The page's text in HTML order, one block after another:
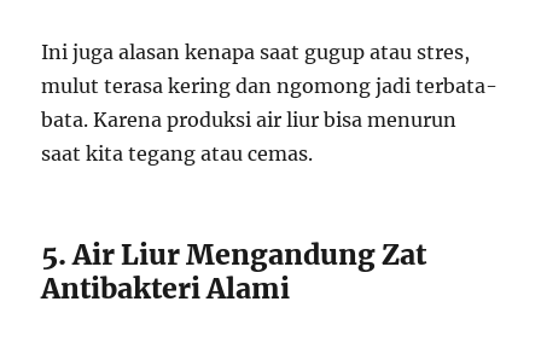
Ini juga alasan kenapa saat gugup atau stres,
mulut terasa kering dan ngomong jadi terbata-
bata. Karena produksi air liur bisa menurun
saat kita tegang atau cemas.
5. Air Liur Mengandung Zat
Antibakteri Alami